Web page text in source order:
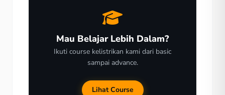
Mau Belajar Lebih Dalam?
Ikuti course kelistrikan kami dari basic
sampai advance.
Lihat Course